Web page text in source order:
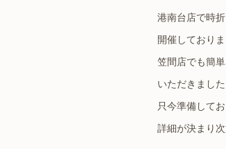
港南台店で
開催しており
笠間店でも簡
いただきまし
只今準備してお
詳細が決まり